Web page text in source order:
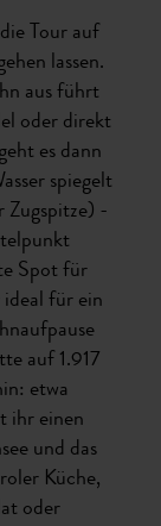
Tour auf
lassen.
aus führt
oder direkt
es dann
spiegelt
Zugspitze) -
Spot für
ideal für ein
auf 1.917
etwa
ihr einen
und das
Küche,
oder